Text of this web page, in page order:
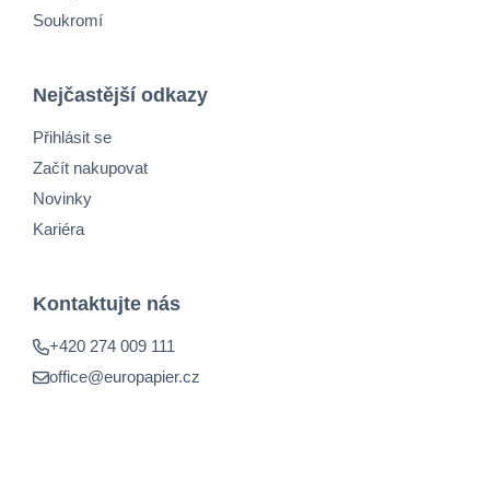
Soukromí
Nejčastější odkazy
Přihlásit se
Začít nakupovat
Novinky
Kariéra
Kontaktujte nás
+420 274 009 111
office@europapier.cz